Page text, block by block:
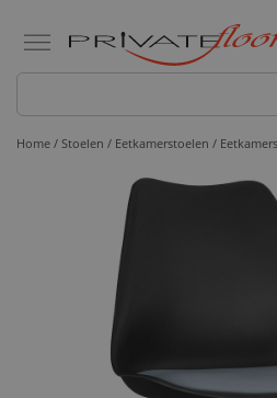
Home / Stoelen / Eetkamerstoelen /